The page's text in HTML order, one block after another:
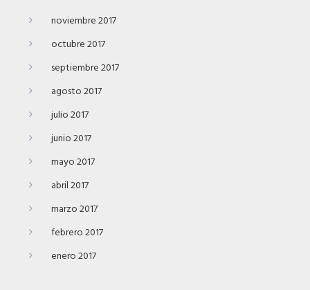
noviembre 2017
octubre 2017
septiembre 2017
agosto 2017
julio 2017
junio 2017
mayo 2017
abril 2017
marzo 2017
febrero 2017
enero 2017